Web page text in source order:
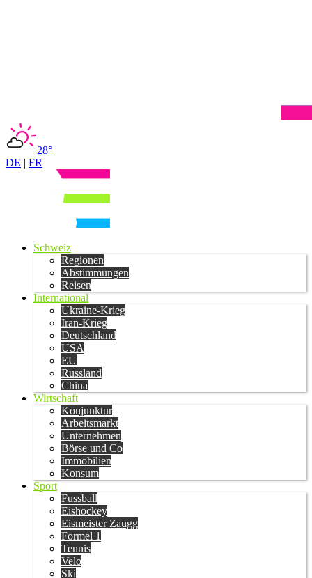
28°
DE | FR
Schweiz
Regionen
Abstimmungen
Reisen
International
Ukraine-Krieg
Iran-Krieg
Deutschland
USA
EU
Russland
China
Wirtschaft
Konjunktur
Arbeitsmarkt
Unternehmen
Börse und Co
Immobilien
Konsum
Sport
Fussball
Eishockey
Eismeister Zaugg
Formel 1
Tennis
Velo
Ski